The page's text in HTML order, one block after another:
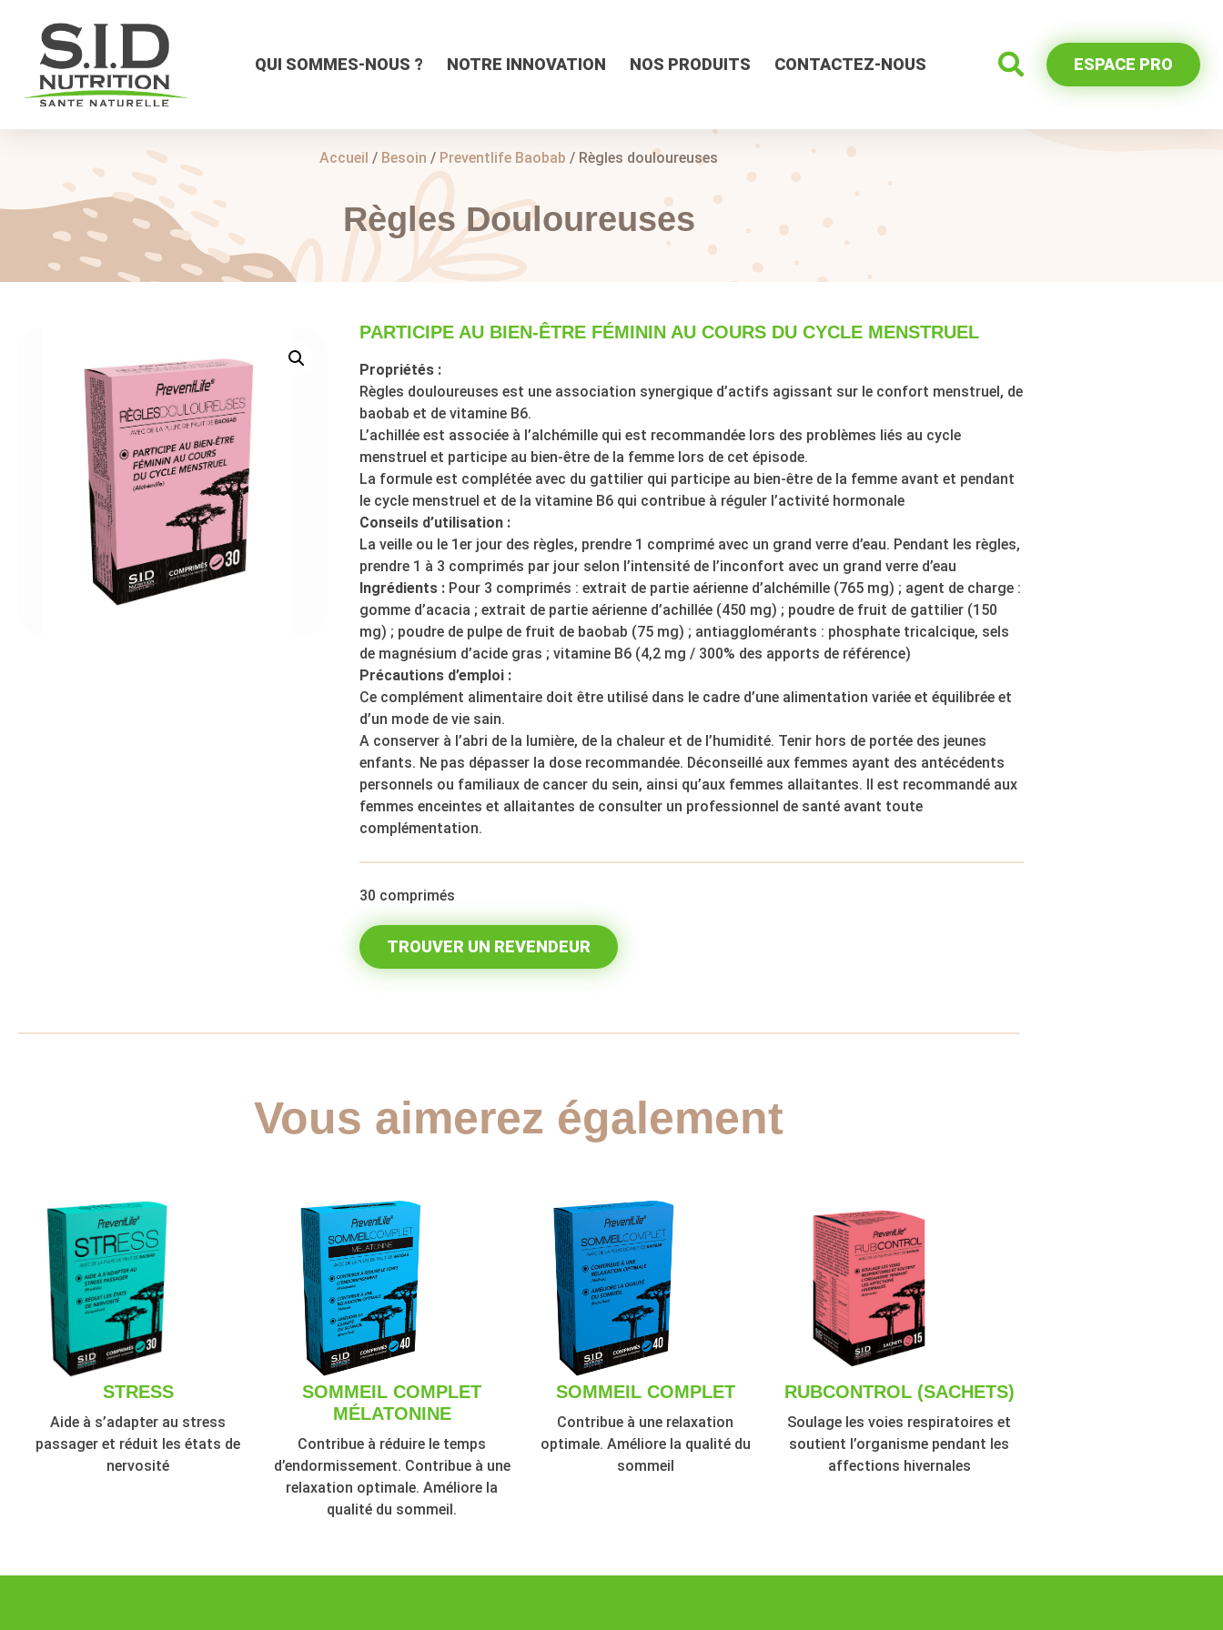
QUI SOMMES-NOUS ? NOTRE INNOVATION NOS PRODUITS CONTACTEZ-NOUS ESPACE PRO
Accueil / Besoin / Preventlife Baobab / Règles douloureuses
Règles Douloureuses
PARTICIPE AU BIEN-ÊTRE FÉMININ AU COURS DU CYCLE MENSTRUEL
Propriétés :
Règles douloureuses est une association synergique d’actifs agissant sur le confort menstruel, de
baobab et de vitamine B6.
L’achillée est associée à l’alchémille qui est recommandée lors des problèmes liés au cycle
menstruel et participe au bien-être de la femme lors de cet épisode.
La formule est complétée avec du gattilier qui participe au bien-être de la femme avant et pendant
le cycle menstruel et de la vitamine B6 qui contribue à réguler l’activité hormonale
Conseils d’utilisation :
La veille ou le 1er jour des règles, prendre 1 comprimé avec un grand verre d’eau. Pendant les règles,
prendre 1 à 3 comprimés par jour selon l’intensité de l’inconfort avec un grand verre d’eau
Ingrédients :Pour 3 comprimés : extrait de partie aérienne d’alchémille (765 mg) ; agent de charge :
gomme d’acacia ; extrait de partie aérienne d’achillée (450 mg) ; poudre de fruit de gattilier (150
mg) ; poudre de pulpe de fruit de baobab (75 mg) ; antiagglomérants : phosphate tricalcique, sels
de magnésium d’acide gras ; vitamine B6 (4,2 mg / 300% des apports de référence)
Précautions d’emploi :
Ce complément alimentaire doit être utilisé dans le cadre d’une alimentation variée et équilibrée et
d’un mode de vie sain.
A conserver à l’abri de la lumière, de la chaleur et de l’humidité. Tenir hors de portée des jeunes
enfants. Ne pas dépasser la dose recommandée. Déconseillé aux femmes ayant des antécédents
personnels ou familiaux de cancer du sein, ainsi qu’aux femmes allaitantes. Il est recommandé aux
femmes enceintes et allaitantes de consulter un professionnel de santé avant toute
complémentation.
30 comprimés
TROUVER UN REVENDEUR
Vous aimerez également
STRESS
Aide à s’adapter au stress
passager et réduit les états de
nervosité
SOMMEIL COMPLET
MÉLATONINE
Contribue à réduire le temps
d’endormissement. Contribue à une
relaxation optimale. Améliore la
qualité du sommeil.
SOMMEIL COMPLET
Contribue à une relaxation
optimale. Améliore la qualité du
sommeil
RUBCONTROL (SACHETS)
Soulage les voies respiratoires et
soutient l’organisme pendant les
affections hivernales